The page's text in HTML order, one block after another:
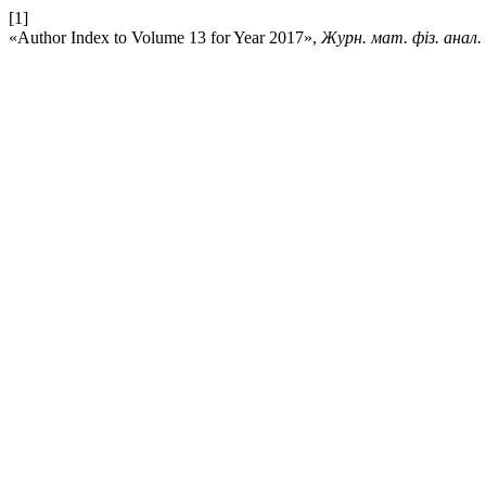
[1]
«Author Index to Volume 13 for Year 2017», Журн. мат. фіз. анал.